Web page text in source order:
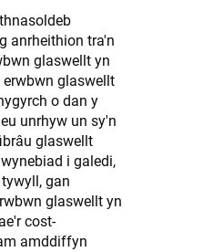
anrheithion tra'n
glaswellt yn
glaswellt
o dan y
unrhyw un sy'n
glaswellt
i galedi,
gan
glaswellt yn
cost-
amddiffyn